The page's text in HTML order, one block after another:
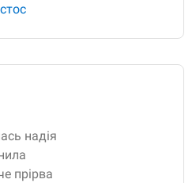
надія
прірва